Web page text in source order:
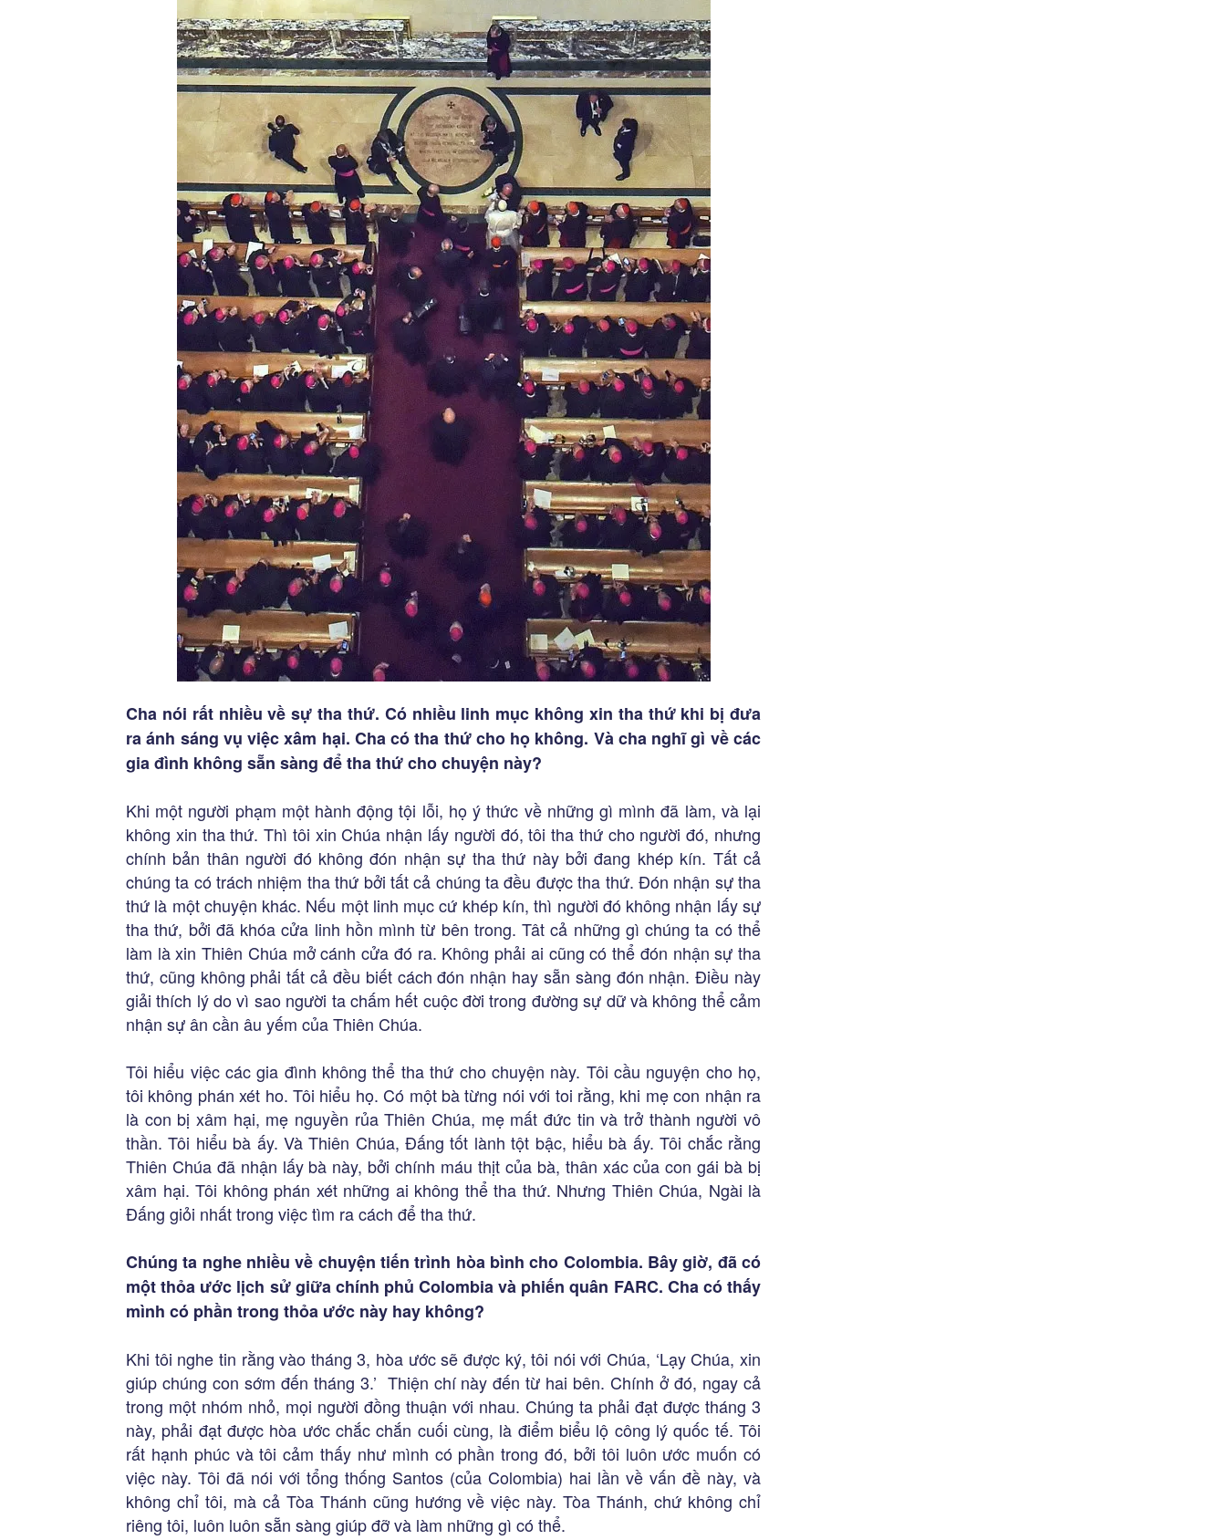
Cha nói rất nhiều về sự tha thứ. Có nhiều linh mục không xin tha thứ khi bị đưa
ra ánh sáng vụ việc xâm hại. Cha có tha thứ cho họ không. Và cha nghĩ gì về các
gia đình không sẵn sàng để tha thứ cho chuyện này?
Khi một người phạm một hành động tội lỗi, họ ý thức về những gì mình đã làm, và lại
không xin tha thứ. Thì tôi xin Chúa nhận lấy người đó, tôi tha thứ cho người đó, nhưng
chính bản thân người đó không đón nhận sự tha thứ này bởi đang khép kín. Tất cả
chúng ta có trách nhiệm tha thứ bởi tất cả chúng ta đều được tha thứ. Đón nhận sự tha
thứ là một chuyện khác. Nếu một linh mục cứ khép kín, thì người đó không nhận lấy sự
tha thứ, bởi đã khóa cửa linh hồn mình từ bên trong. Tât cả những gì chúng ta có thể
làm là xin Thiên Chúa mở cánh cửa đó ra. Không phải ai cũng có thể đón nhận sự tha
thứ, cũng không phải tất cả đều biết cách đón nhận hay sẵn sàng đón nhận. Điều này
giải thích lý do vì sao người ta chấm hết cuộc đời trong đường sự dữ và không thể cảm
nhận sự ân cần âu yếm của Thiên Chúa.
Tôi hiểu việc các gia đình không thể tha thứ cho chuyện này. Tôi cầu nguyện cho họ,
tôi không phán xét ho. Tôi hiểu họ. Có một bà từng nói với toi rằng, khi mẹ con nhận ra
là con bị xâm hại, mẹ nguyền rủa Thiên Chúa, mẹ mất đức tin và trở thành người vô
thần. Tôi hiểu bà ấy. Và Thiên Chúa, Đấng tốt lành tột bậc, hiểu bà ấy. Tôi chắc rằng
Thiên Chúa đã nhận lấy bà này, bởi chính máu thịt của bà, thân xác của con gái bà bị
xâm hại. Tôi không phán xét những ai không thể tha thứ. Nhưng Thiên Chúa, Ngài là
Đấng giỏi nhất trong việc tìm ra cách để tha thứ.
Chúng ta nghe nhiều về chuyện tiến trình hòa bình cho Colombia. Bây giờ, đã có
một thỏa ước lịch sử giữa chính phủ Colombia và phiến quân FARC. Cha có thấy
mình có phần trong thỏa ước này hay không?
Khi tôi nghe tin rằng vào tháng 3, hòa ước sẽ được ký, tôi nói với Chúa, ‘Lạy Chúa, xin
giúp chúng con sớm đến tháng 3.’ Thiện chí này đến từ hai bên. Chính ở đó, ngay cả
trong một nhóm nhỏ, mọi người đồng thuận với nhau. Chúng ta phải đạt được tháng 3
này, phải đạt được hòa ước chắc chắn cuối cùng, là điểm biểu lộ công lý quốc tế. Tôi
rất hạnh phúc và tôi cảm thấy như mình có phần trong đó, bởi tôi luôn ước muốn có
việc này. Tôi đã nói với tổng thống Santos (của Colombia) hai lần về vấn đề này, và
không chỉ tôi, mà cả Tòa Thánh cũng hướng về việc này. Tòa Thánh, chứ không chỉ
riêng tôi, luôn luôn sẵn sàng giúp đỡ và làm những gì có thể.